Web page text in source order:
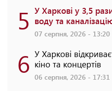
5 У Харкові у 3,5
воду та
07 серпня, 2026 - 13:20
6 У Харкові
кіно та концертів
06 серпня, 2026 - 17:31